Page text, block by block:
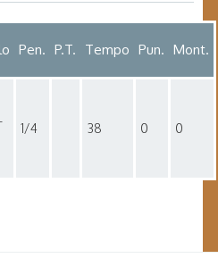
Pen. P.T. Tempo Pun. Mont.
1/4 38 0 0